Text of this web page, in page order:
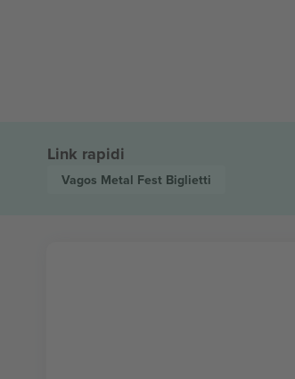
Link rapidi
Vagos Metal Fest Biglietti